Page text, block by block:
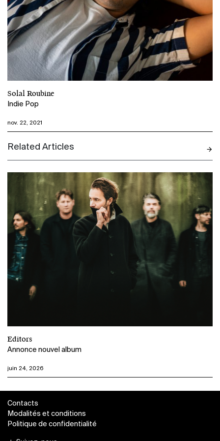
Solal Roubine
Indie Pop
nov. 22, 2021
Related Articles
Editors
Annonce nouvel album
juin 24, 2026
Contacts
Modalités et conditions
Politique de confidentialité